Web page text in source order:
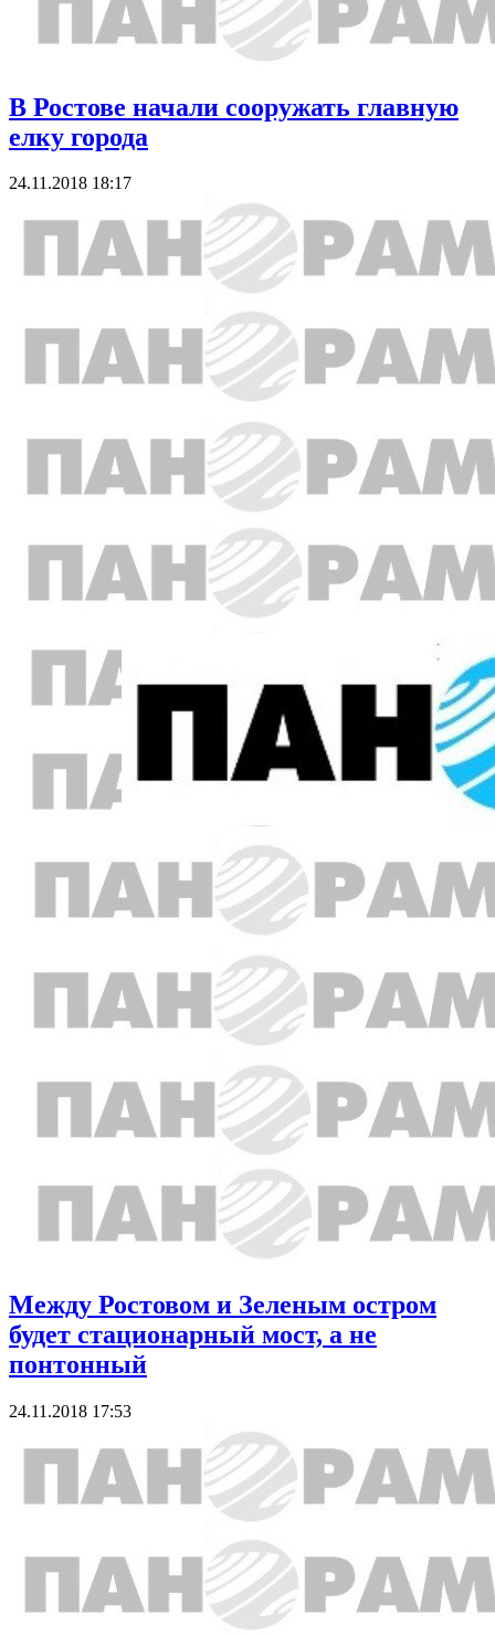
В Ростове начали сооружать главную
елку города
24.11.2018 18:17
Между Ростовом и Зеленым остром
будет стационарный мост, а не
понтонный
24.11.2018 17:53